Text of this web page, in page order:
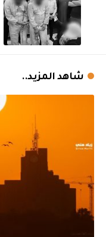
شاهد المزيد..